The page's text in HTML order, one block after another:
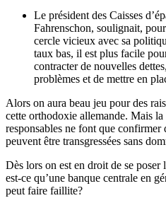
Le président des Caisses
Fahrenschon, soulignait,
cercle vicieux avec sa
taux bas, il est plus facile
contracter de nouvelles
problèmes et de mettre en
Alors on aura beau jeu pour des
cette orthodoxie allemande. Mais la
responsables ne font que confirmer
peuvent être transgressées sans
Dès lors on est en droit de se poser
est-ce qu’une banque centrale en
peut faire faillite?